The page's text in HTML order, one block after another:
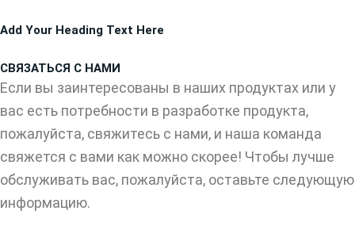
к
Add Your Heading Text Here
СВЯЗАТЬСЯ С НАМИ
Если вы заинтересованы в наших продуктах или у
вас есть потребности в разработке продукта,
пожалуйста, свяжитесь с нами, и наша команда
свяжется с вами как можно скорее! Чтобы лучше
обслуживать вас, пожалуйста, оставьте следующую
информацию.